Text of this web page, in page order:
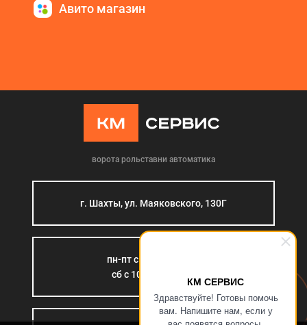
КМ СЕРВИС
Здравствуйте! Готовы помочь
вам. Напишите нам, если у
Авито магазин
ворота рольставни автоматика
г. Шахты, ул. Маяковского, 130Г
пн-пт с 9:00 до 18:00
сб с 10:00 до 15:00